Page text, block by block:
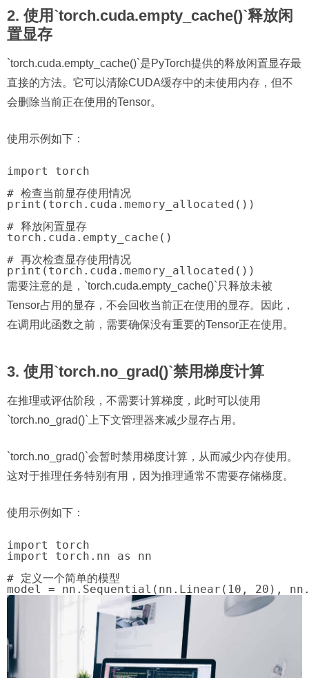
2. 使用`torch.cuda.empty_cache()`释放闲
置显存
`torch.cuda.empty_cache()`是PyTorch提供的释放闲置显存最
直接的方法。它可以清除CUDA缓存中的未使用内存，但不
会删除当前正在使用的Tensor。
使用示例如下：
import torch
# 检查当前显存使用情况
print(torch.cuda.memory_allocated())
# 释放闲置显存
torch.cuda.empty_cache()
# 再次检查显存使用情况
需要注意的是，`torch.cuda.empty_cache()`只释放未被
Tensor占用的显存，不会回收当前正在使用的显存。因此，
在调用此函数之前，需要确保没有重要的Tensor正在使用。
3. 使用`torch.no_grad()`禁用梯度计算
在推理或评估阶段，不需要计算梯度，此时可以使用
`torch.no_grad()`上下文管理器来减少显存占用。
`torch.no_grad()`会暂时禁用梯度计算，从而减少内存使用。
这对于推理任务特别有用，因为推理通常不需要存储梯度。
使用示例如下：
import torch
import torch.nn as nn
# 定义一个简单的模型